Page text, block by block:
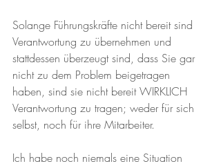
Solange Führungskräfte nicht bereit sind
Verantwortung zu übernehmen und
stattdessen überzeugt sind, dass Sie gar
nicht zu dem Problem beigetragen
haben, sind sie nicht bereit WIRKLICH
Verantwortung zu tragen; weder für sich
selbst, noch für ihre Mitarbeiter.
Ich habe noch niemals eine Situation